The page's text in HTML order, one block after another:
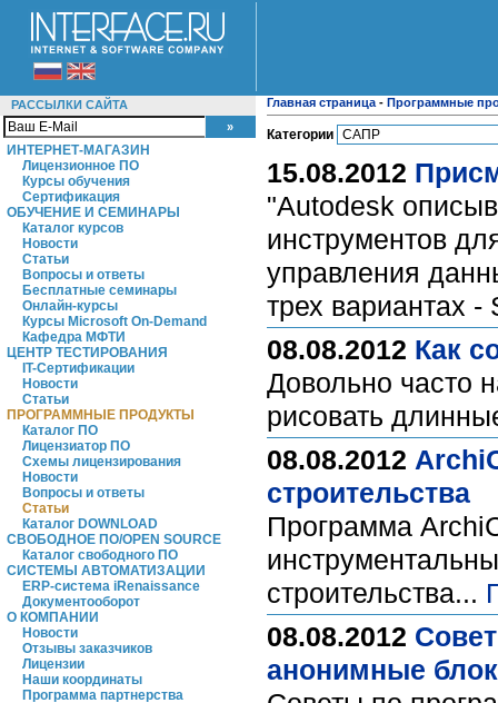
РАССЫЛКИ САЙТА
ИНТЕРНЕТ-МАГАЗИН
Лицензионное ПО
Курсы обучения
Сертификация
ОБУЧЕНИЕ И СЕМИНАРЫ
Каталог курсов
Новости
Статьи
Вопросы и ответы
Бесплатные семинары
Онлайн-курсы
Курсы Microsoft On-Demand
Кафедра МФТИ
ЦЕНТР ТЕСТИРОВАНИЯ
IT-Сертификации
Новости
Статьи
ПРОГРАММНЫЕ ПРОДУКТЫ
Каталог ПО
Лицензиатор ПО
Схемы лицензирования
Новости
Вопросы и ответы
Статьи
Каталог DOWNLOAD
СВОБОДНОЕ ПО/OPEN SOURCE
Каталог свободного ПО
СИСТЕМЫ АВТОМАТИЗАЦИИ
ERP-система iRenaissance
Документооборот
О КОМПАНИИ
Новости
Отзывы заказчиков
Лицензии
Наши координаты
Программа партнерства
Главная страница - Программные
Категории
15.08.2012
"Autodesk
инструментов
управления
трех вариантах
08.08.2012 Как
Довольно часто
рисовать
08.08.2012
строительства
Программа
строительства...
08.08.2012
анонимные